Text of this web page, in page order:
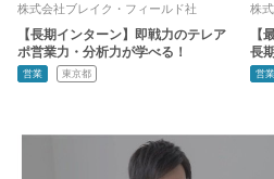
株式会社ブレイク・フィールド社
【長期インターン】即戦力のテレア
ポ営業力・分析力が学べる！
営業 東京都
株
【
長
営業